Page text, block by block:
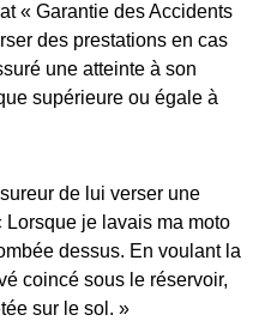
« Garantie des Accidents
des prestations en cas
une atteinte à son
supérieure ou égale à
de lui verser une
je lavais ma moto
dessus. En voulant la
coincé sous le réservoir,
sur le sol. »